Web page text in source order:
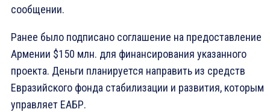
сообщении.
Ранее было подписано соглашение на предоставление
Армении $150 млн. для финансирования указанного
проекта. Деньги планируется направить из средств
Евразийского фонда стабилизации и развития, которым
управляет ЕАБР.